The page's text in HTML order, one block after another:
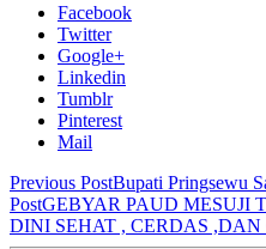
Facebook
Twitter
Google+
Linkedin
Tumblr
Pinterest
Mail
Previous PostBupati Pringsewu
PostGEBYAR PAUD MESUJI
DINI SEHAT , CERDAS ,DAN